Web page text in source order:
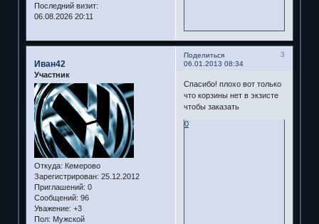
Последний визит:
06.08.2026 20:11
Поделиться
3
06.01.2013 08:34
Иван42
Участник
Откуда: Кемерово
Зарегистрирован: 25.12.2012
Приглашений: 0
Сообщений: 96
Уважение: +3
Пол: Мужской
Спасибо! плохо вот только
что корзины нет в экзисте
чтобы заказать
0